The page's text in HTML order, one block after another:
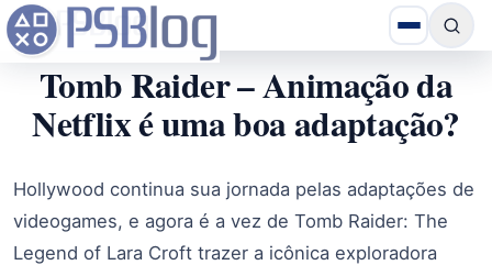
Tomb Raider – Animação da
Netflix é uma boa adaptação?
Hollywood continua sua jornada pelas adaptações de
videogames, e agora é a vez de Tomb Raider: The
Legend of Lara Croft trazer a icônica exploradora